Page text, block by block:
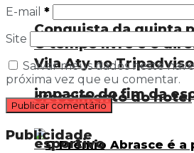
Conquista da quinta
Vila Aty no
crescimento do hotel
O tempo livre e o
impacto do fim da
esportivo
E-mail *
Site
Salvar meus dados neste
próxima vez que eu comentar.
Publicidade